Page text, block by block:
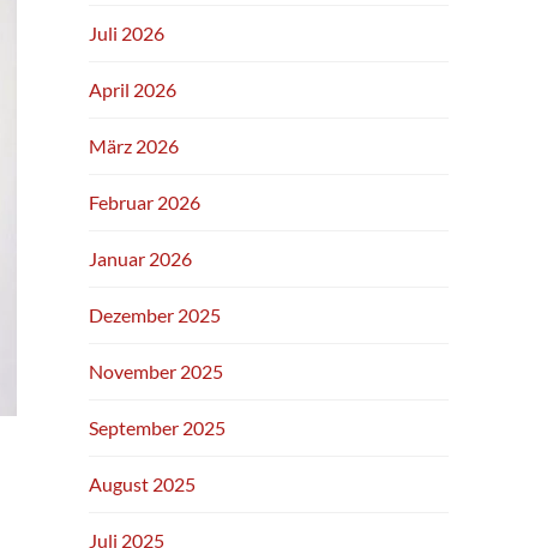
Juli 2026
April 2026
März 2026
Februar 2026
Januar 2026
Dezember 2025
November 2025
September 2025
August 2025
Juli 2025